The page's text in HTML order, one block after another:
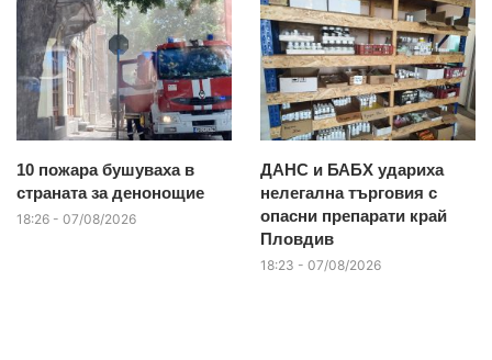
10 пожара бушуваха в
страната за денонощие
18:26 - 07/08/2026
ДАНС и БАБХ удариха
нелегална търговия с
опасни препарати край
Пловдив
18:23 - 07/08/2026